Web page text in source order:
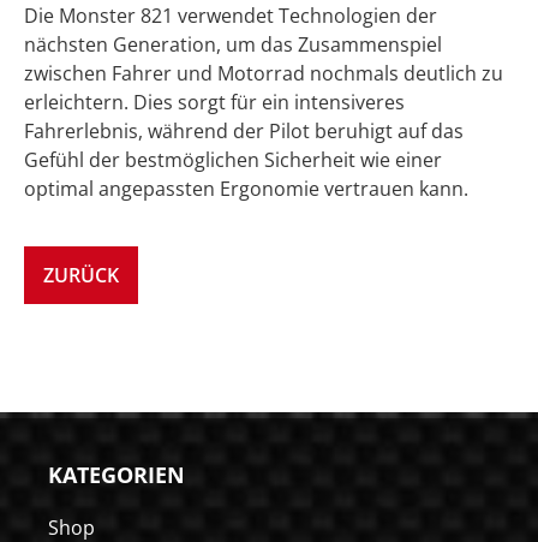
Die Monster 821 verwendet Technologien der
nächsten Generation, um das Zusammenspiel
zwischen Fahrer und Motorrad nochmals deutlich zu
erleichtern. Dies sorgt für ein intensiveres
Fahrerlebnis, während der Pilot beruhigt auf das
Gefühl der bestmöglichen Sicherheit wie einer
optimal angepassten Ergonomie vertrauen kann.
ZURÜCK
KATEGORIEN
Shop